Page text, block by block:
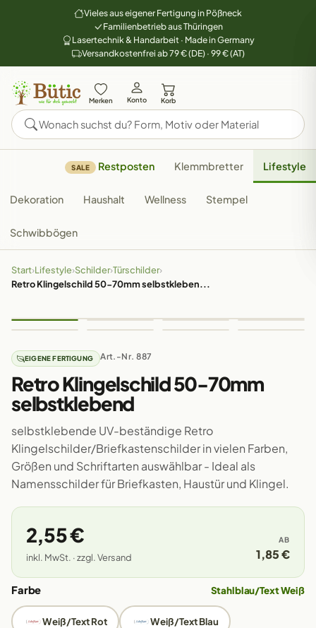
Vieles aus eigener Fertigung in Pößneck
Familienbetrieb aus Thüringen
Lasertechnik & Handarbeit · Made in Germany
Versandkostenfrei ab 79 € (DE) · 99 € (AT)
Merken Konto Korb
SALE Restposten Klemmbretter Lifestyle
Dekoration Haushalt Wellness Stempel
Schwibbögen
Start›Lifestyle›Schilder›Türschilder›
Retro Klingelschild 50-70mm selbstkleben...
EIGENE FERTIGUNG Art.-Nr. 887
Retro Klingelschild 50-70mm
selbstklebend
selbstklebende UV-beständige Retro
Klingelschilder/Briefkastenschilder in vielen Farben,
Größen und Schriftarten auswählbar - Ideal als
Namensschilder für Briefkasten, Haustür und Klingel.
2,55 €
inkl. MwSt. · zzgl. Versand
AB
1,85 €
Farbe Stahlblau/Text Weiß
Weiß/Text Rot Weiß/Text Blau